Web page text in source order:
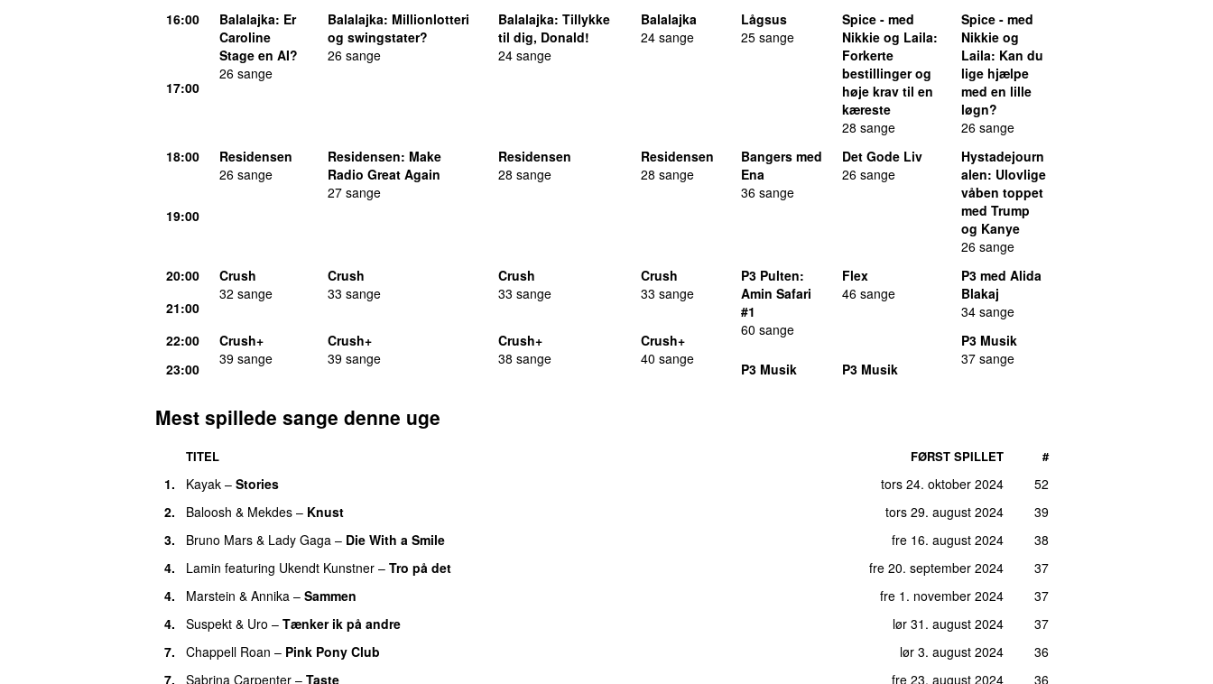
16:00 Balalajka: Er
Caroline
Stage en AI?
26 sange
Balalajka: Millionlotteri
og swingstater?
26 sange
Balalajka: Tillykke
til dig, Donald!
24 sange
Balalajka
24 sange
Lågsus
25 sange
Spice - med
Nikkie og Laila:
Forkerte
bestillinger og
høje krav til en
kæreste
28 sange
Spice - med
Nikkie og
Laila: Kan du
lige hjælpe
med en lille
løgn?
26 sange
17:00
18:00
Residensen
26 sange
Residensen: Make
Radio Great Again
27 sange
Residensen
28 sange
Residensen
28 sange
Bangers med
Ena
36 sange
Det Gode Liv
26 sange
Hystadejourn
alen: Ulovlige
våben toppet
med Trump
og Kanye
26 sange
19:00
20:00
Crush
32 sange
Crush
33 sange
Crush
33 sange
Crush
33 sange
P3 Pulten:
Amin Safari
#1
60 sange
Flex
46 sange
P3 med Alida
Blakaj
34 sange
21:00
22:00
Crush+
39 sange
Crush+
39 sange
Crush+
38 sange
Crush+
40 sange
P3 Musik
37 sange
23:00 P3 Musik P3 Musik
Mest spillede sange denne uge
TITEL FØRST SPILLET #
1. Kayak – Stories tors 24. oktober 2024
52
2.
Baloosh & Mekdes – Knust tors 29. august 2024
39
3.
Bruno Mars & Lady Gaga – Die With a Smile fre 16. august 2024
38
4.
Lamin featuring Ukendt Kunstner – Tro på det fre 20. september 2024
37
4.
Marstein & Annika – Sammen fre 1. november 2024
37
4.
Suspekt & Uro – Tænker ik på andre lør 31. august 2024
37
7.
Chappell Roan – Pink Pony Club lør 3. august 2024
36
7.
Sabrina Carpenter – Taste fre 23. august 2024
36